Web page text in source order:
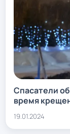
Спасатели
время
19.01.2024